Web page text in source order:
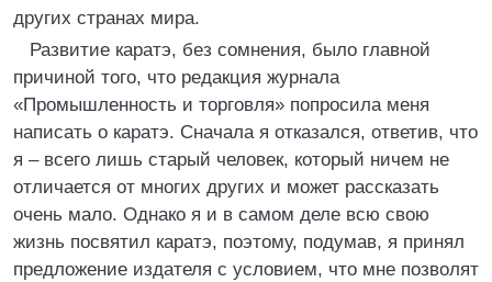
других странах мира.
Развитие каратэ, без сомнения, было главной
причиной того, что редакция журнала
«Промышленность и торговля» попросила меня
написать о каратэ. Сначала я отказался, ответив, что
я – всего лишь старый человек, который ничем не
отличается от многих других и может рассказать
очень мало. Однако я и в самом деле всю свою
жизнь посвятил каратэ, поэтому, подумав, я принял
предложение издателя с условием, что мне позволят